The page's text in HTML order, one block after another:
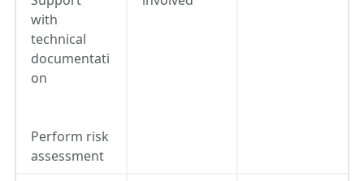
with
technical
documentati
on
Perform risk
assessment